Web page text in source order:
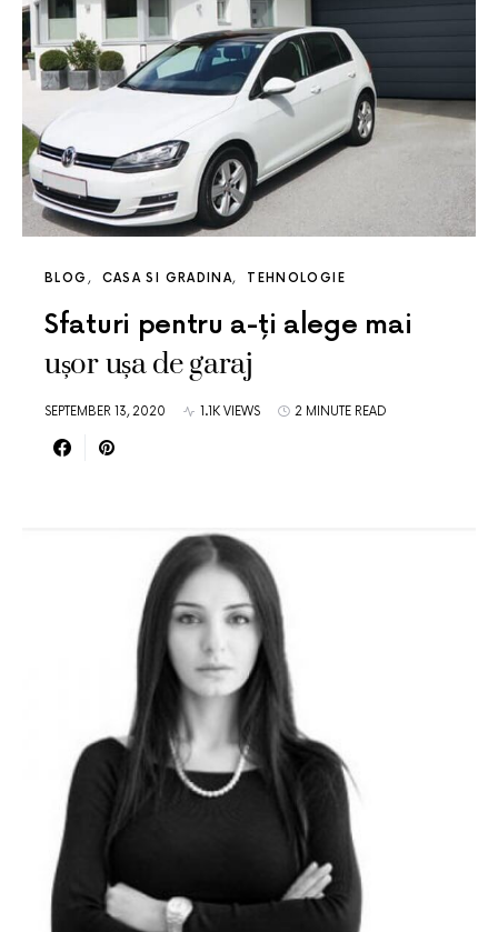
BLOG CASA SI GRADINA TEHNOLOGIE
Sfaturi pentru a-ți alege mai
ușor ușa de garaj
SEPTEMBER 13, 2020 1.1K VIEWS 2 MINUTE READ